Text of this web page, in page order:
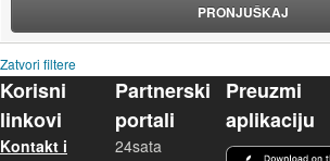
PRONJUŠKAJ
Zatvori filtere
Korisni
linkovi
Kontakt i
Partnerski
portali
24sata
Preuzmi
aplikaciju